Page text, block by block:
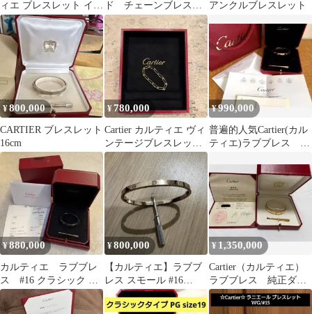
ィエ ブレスレット イエ
ローゴールド 17サイズ
ド チェーンブレスレ
ット 銀座購入 ロゴ
ドゥーブルC
アンクルブレスレット
¥800,000
CARTIER ブレスレット
16cm
¥780,000
Cartier カルティエ ヴィ
ンテージブレスレット
YG 廃盤希少品
¥990,000
普遍的人気Cartier(カル
ティエ)ラブブレス
¥880,000
カルティエ ラブブレ
ス #16 クラシック ピ
ンクゴールド
¥800,000
【カルティエ】ラブブ
レス スモール #16
K18WG ホワイトゴー
ルド
¥ 1,350,000
Cartier（カルティエ）
ラブブレス 純正ダイ
ヤ6P イエローゴールド
18金